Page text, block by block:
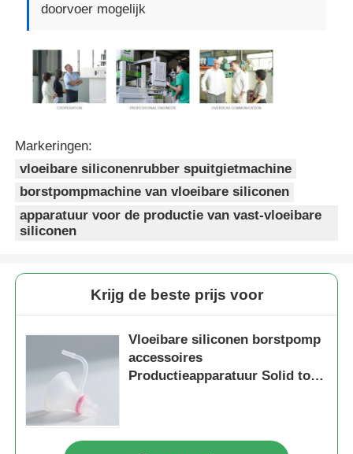
doorvoer mogelijk
Markeringen:
vloeibare siliconenrubber spuitgietmachine
borstpompmachine van vloeibare siliconen
apparatuur voor de productie van vast-vloeibare
siliconen
Krijg de beste prijs voor
Vloeibare siliconen borstpomp
accessoires
Productieapparatuur Solid to